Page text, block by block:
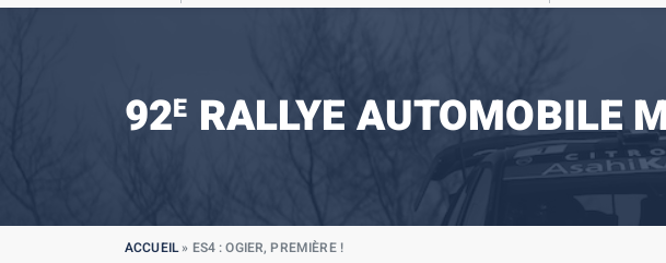
92E RALLYE AUTOMOBILE
ACCUEIL» ES4 : OGIER, PREMIÈRE !